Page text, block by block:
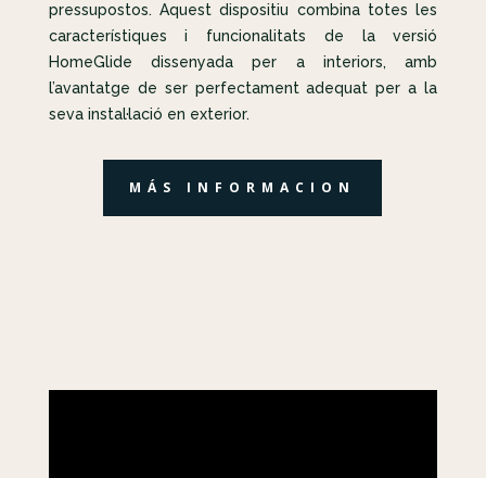
pressupostos. Aquest dispositiu combina totes les
característiques i funcionalitats de la versió
HomeGlide dissenyada per a interiors, amb
l’avantatge de ser perfectament adequat per a la
seva instal·lació en exterior.
MÁS INFORMACION